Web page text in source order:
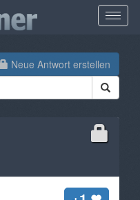
Neue Antwort erstellen